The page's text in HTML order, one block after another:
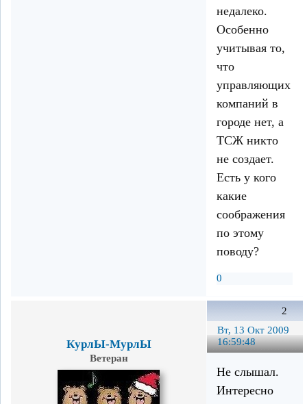
недалеко.
Особенно
учитывая то,
что
управляющих
компаний в
городе нет, а
ТСЖ никто
не создает.
Есть у кого
какие
соображения
по этому
поводу?
0
2
Вт, 13 Окт 2009
16:59:48
КурлЫ-МурлЫ
Ветеран
Не слышал.
Интересно